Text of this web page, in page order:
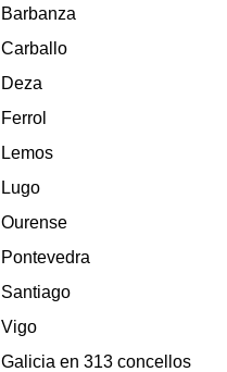
Barbanza
Carballo
Deza
Ferrol
Lemos
Lugo
Ourense
Pontevedra
Santiago
Vigo
Galicia en 313 concellos